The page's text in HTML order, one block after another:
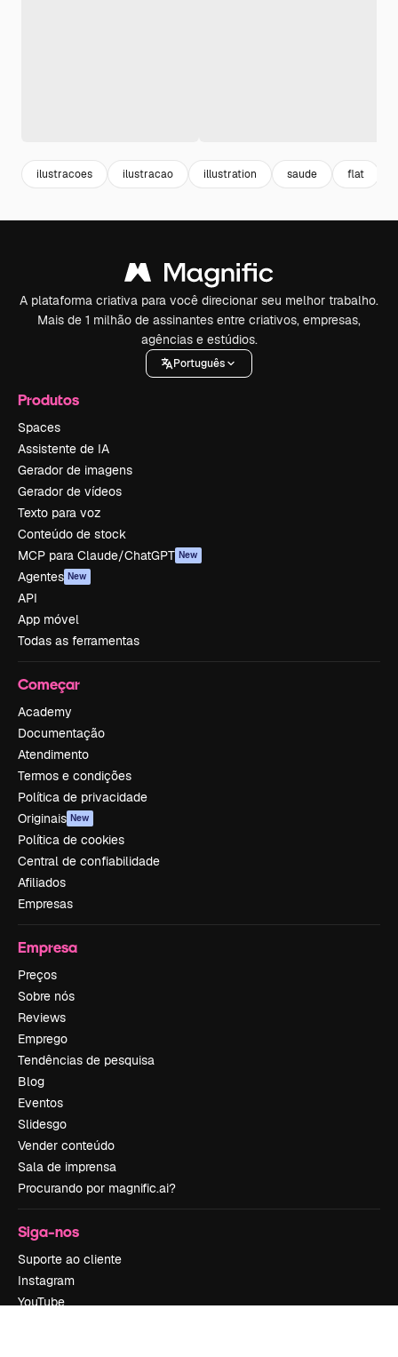
ilustracoes ilustracao illustration saude flat
A plataforma criativa para você direcionar seu melhor trabalho.
Mais de 1 milhão de assinantes entre criativos, empresas,
agências e estúdios.
Português
Produtos
Spaces
Assistente de IA
Gerador de imagens
Gerador de vídeos
Texto para voz
Conteúdo de stock
MCP para Claude/ChatGPT New
Agentes New
API
App móvel
Todas as ferramentas
Começar
Academy
Documentação
Atendimento
Termos e condições
Política de privacidade
Originais New
Política de cookies
Central de confiabilidade
Afiliados
Empresas
Empresa
Preços
Sobre nós
Reviews
Emprego
Tendências de pesquisa
Blog
Eventos
Slidesgo
Vender conteúdo
Sala de imprensa
Procurando por magnific.ai?
Siga-nos
Suporte ao cliente
Instagram
YouTube